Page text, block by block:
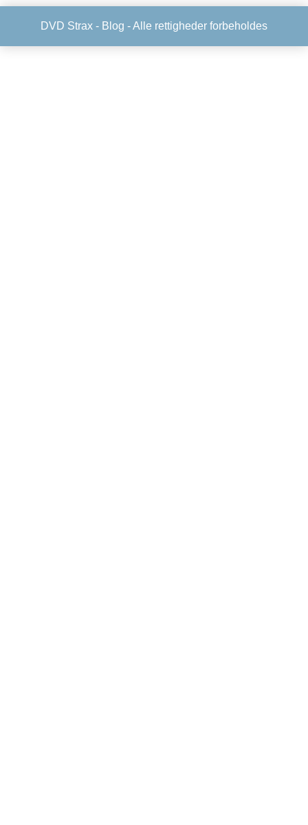
DVD Strax - Blog - Alle rettigheder forbeholdes